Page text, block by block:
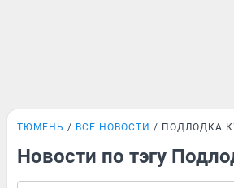
ТЮМЕНЬ ВСЕ НОВОСТИ ПОДЛОДКА
Новости по тэгу